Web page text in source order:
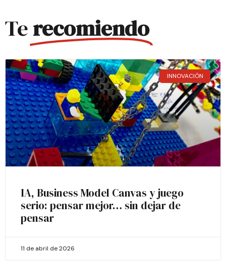
Terecomiendo
INNOVACIÓN
IA, Business Model Canvas y juego
serio: pensar mejor… sin dejar de
pensar
11 de abril de 2026